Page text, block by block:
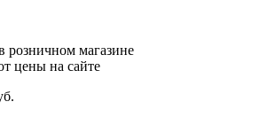
розничном магазине
цены на сайте